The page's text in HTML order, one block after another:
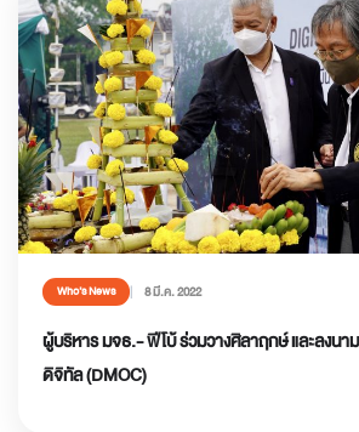
Who’s News 8 มี.ค. 2022
ผู้บริหาร มจธ.- ฟีโบ้ ร่วมวางศิลาฤกษ์ และลงน
ดิจิทัล (DMOC)